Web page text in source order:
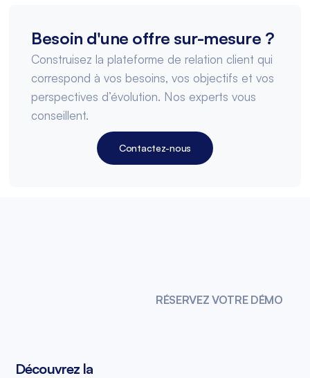
Besoin d'une offre sur-mesure ?
Construisez la plateforme de relation client qui
correspond à vos besoins, vos objectifs et vos
perspectives d’évolution. Nos experts vous
conseillent.
Contactez-nous
Découvrez la
RÉSERVEZ VOTRE DÉMO